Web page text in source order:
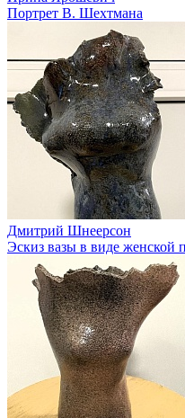
Портрет В. Шехтмана
Дмитрий Шнеерсон
Эскиз вазы в виде женской